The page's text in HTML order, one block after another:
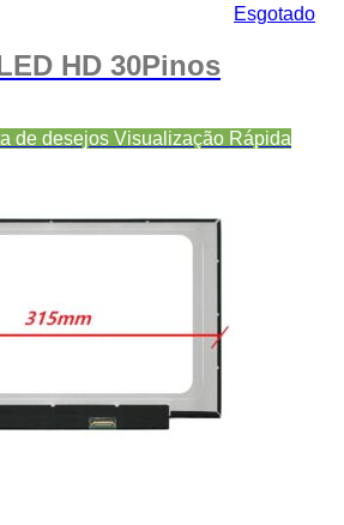
Esgotado
HD 30Pinos
de desejos Visualização Rápida